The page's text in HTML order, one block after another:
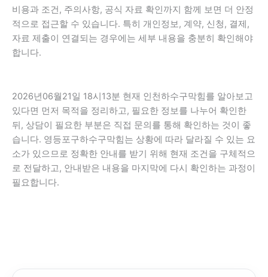
비용과 조건, 주의사항, 공식 자료 확인까지 함께 보면 더 안정
적으로 접근할 수 있습니다. 특히 개인정보, 계약, 신청, 결제,
자료 제출이 연결되는 경우에는 세부 내용을 충분히 확인해야
합니다.
2026년06월21일 18시13분 현재 인천하수구막힘를 알아보고
있다면 먼저 목적을 정리하고, 필요한 정보를 나누어 확인한
뒤, 상담이 필요한 부분은 직접 문의를 통해 확인하는 것이 좋
습니다. 영등포구하수구막힘는 상황에 따라 달라질 수 있는 요
소가 있으므로 정확한 안내를 받기 위해 현재 조건을 구체적으
로 전달하고, 안내받은 내용을 마지막에 다시 확인하는 과정이
필요합니다.